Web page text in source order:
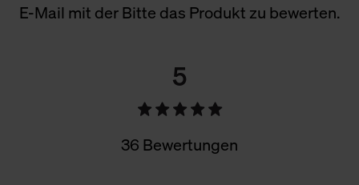
E-Mail mit der Bitte das Produkt zu bewerten.
5
36 Bewertungen